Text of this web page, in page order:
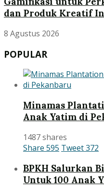
dan Produk Kreatif
8 Agustus 2026
POPULAR
Minamas
Anak Yatim di
1487 shares
Share 595 Tweet372
BPKH Salurkan
Untuk 100 Anak